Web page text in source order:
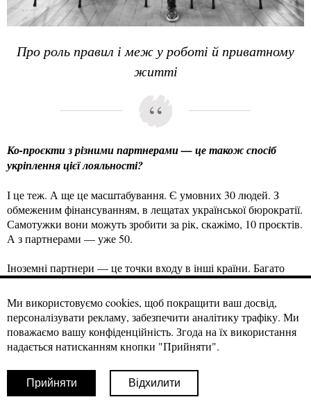
Про роль правил і меж у роботі й приватному
житті
Ко-проєкти з різними партнерами — це також спосіб
укріплення цієї лояльності?
І це теж. А ще це масштабування. Є умовних 30 людей. З
обмеженим фінансуванням, в лещатах української бюрократії.
Самотужки вони можуть зробити за рік, скажімо, 10 проєктів.
А з партнерами — уже 50.
Іноземні партнери — це точки входу в інші країни. Багато
партнерств базуються на довірі, особливо в так званих
«червоних» культурах, де більшою мірою важать персональні
контакти, ніж інституційні. Україна тут на межі між
«червоними» й «синіми». У нас все ще дуже розвинені
горизонтальні зв'язки, які звикли оминати будь-які правила,
сильна культура особистих домовленостей, довіра до
конкретних людей, але ми вже дійшли до того, що хочемо
будувати інституції, процеси і правила, яким готові слідувати,
навіть якщо нам це не подобається.
Ми використовуємо cookies, щоб покращити ваш досвід,
персоналізувати рекламу, забезпечити аналітику трафіку. Ми
поважаємо вашу конфіденційність. Згода на їх використання
надається натисканням кнопки "Прийняти".
Прийняти Відхилити